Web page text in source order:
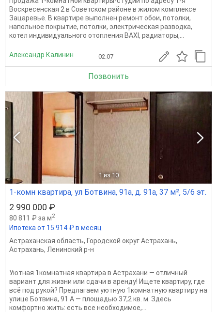
Воскресенская 2 в Советском районе в жилом комплексе
Зацаревье. В квартире выполнен ремонт обои, потолки,
напольное покрытие, потолки, электрическая разводка,
котел индивидуального отопления BAXI, радиаторы,...
Александр Калинин 02.07
Позвонить
1 из 10
1-комн квартира, ул Ботвина, 91а, д. 91а, 37 м², 5/6 эт.
2 990 000 ₽
80 811 ₽ за м2
Ипотека от 15 914 ₽ в месяц
Астраханская область, Городской округ Астрахань,
Астрахань, Ленинский р-н
Уютная 1комнатная квартира в Астрахани — отличный
вариант для жизни или сдачи в аренду! Ищете квартиру, где
всё под рукой? Предлагаем уютную 1комнатную квартиру на
улице Ботвина, 91 А — площадью 37,2 кв. м. Здесь
комфортно жить: есть всё необходимое,...